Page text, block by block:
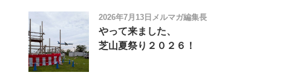
2026年7月13日 メルマガ編集長
やって来ました、
芝山夏祭り２０２６！